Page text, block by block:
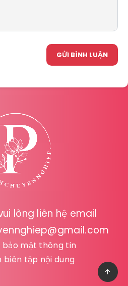
GỬI BÌNH LUẬN
lòng liên hệ email
bảo mật thông tin
biên tập nội dung